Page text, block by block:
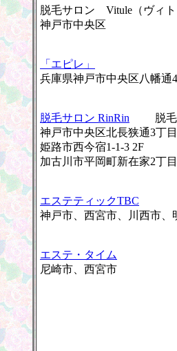
脱毛サロン Vitule（ヴィト
神戸市中央区
「エピレ」
兵庫県神戸市中央区八幡通
脱毛サロン RinRin
脱毛
神戸市中央区北長狭通3丁
姫路市西今宿1-1-3 2F
加古川市平岡町新在家2丁
エステティックTBC
神戸市、西宮市、川西市
エステ・タイム
尼崎市、西宮市